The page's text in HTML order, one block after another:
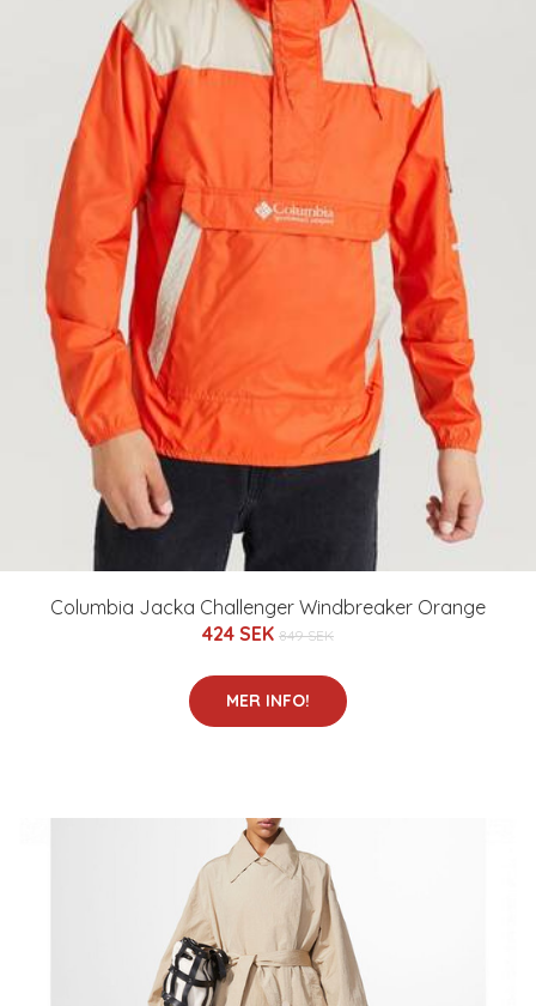
Columbia Jacka Challenger Windbreaker Orange
424 SEK 849 SEK
MER INFO!